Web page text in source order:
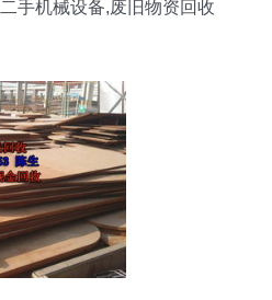
手机械设备,废旧物资回收